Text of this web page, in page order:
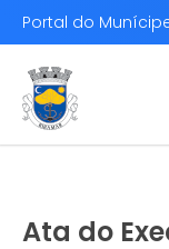
Portal do
Ata do